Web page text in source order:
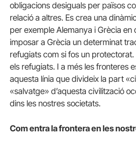
obligacions desiguals per països
relació a altres. Es crea una
per exemple Alemanya i Grècia en
imposar a Grècia un determinat
refugiats com si fos un
els refugiats. I a més les fronteres
aquesta línia que divideix la part
«salvatge» d’aquesta civilització
dins les nostres societats.
Com entra la frontera en les